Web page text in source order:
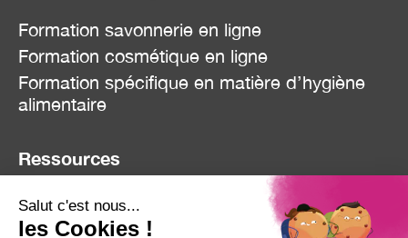
Formation savonnerie en ligne
Formation cosmétique en ligne
Formation spécifique en matière d’hygiène
alimentaire
Ressources
Blog
Réclamation